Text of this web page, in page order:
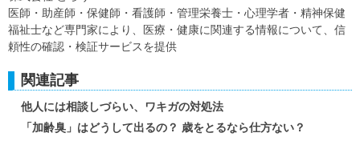
医師・助産師・保健師・看護師・管理栄養士・心理学者・精神保健
福祉士など専門家により、医療・健康に関連する情報について、信
頼性の確認・検証サービスを提供
関連記事
他人には相談しづらい、ワキガの対処法
「加齢臭」はどうして出るの？ 歳をとるなら仕方ない？